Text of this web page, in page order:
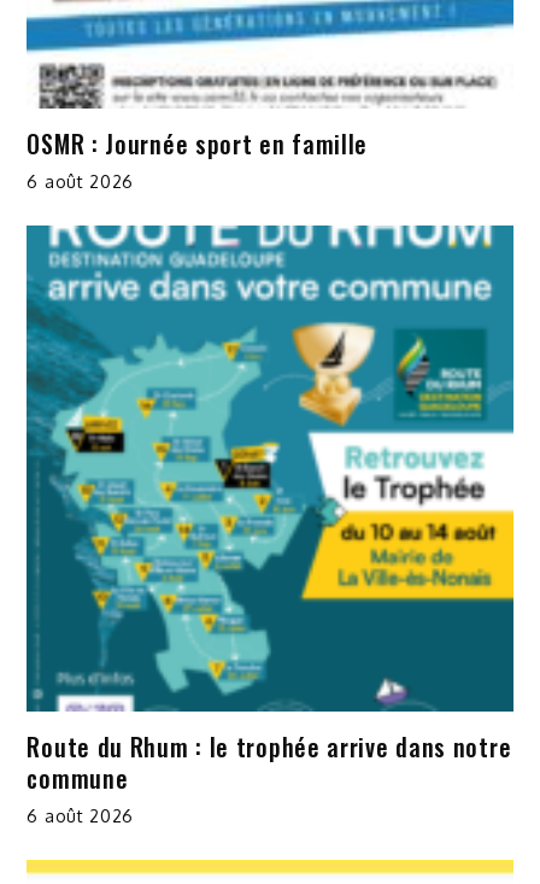
OSMR : Journée sport en famille
6 août 2026
Route du Rhum : le trophée arrive dans notre
commune
6 août 2026